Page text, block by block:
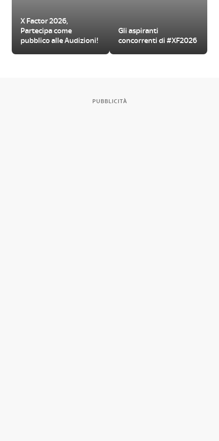
X Factor 2026,
Partecipa come
pubblico alle Audizioni!
Gli aspiranti
concorrenti di #XF2026
PUBBLICITÀ